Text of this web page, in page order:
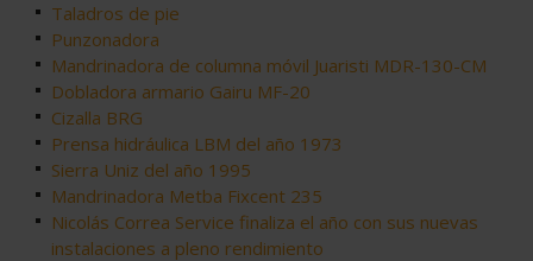
Taladros de pie
Punzonadora
Mandrinadora de columna móvil Juaristi MDR-130-CM
Dobladora armario Gairu MF-20
Cizalla BRG
Prensa hidráulica LBM del año 1973
Sierra Uniz del año 1995
Mandrinadora Metba Fixcent 235
Nicolás Correa Service finaliza el año con sus nuevas
instalaciones a pleno rendimiento